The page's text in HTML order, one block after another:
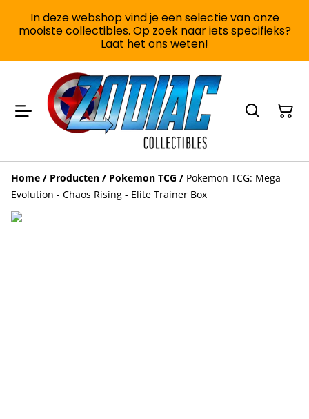
In deze webshop vind je een selectie van onze
mooiste collectibles. Op zoek naar iets specifieks?
Laat het ons weten!
Home / Producten / Pokemon TCG / Pokemon TCG: Mega
Evolution - Chaos Rising - Elite Trainer Box